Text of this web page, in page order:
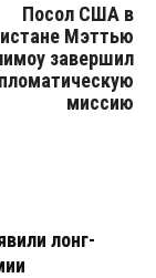
Посол США в
Мэттью
завершил
миссию
лонг-